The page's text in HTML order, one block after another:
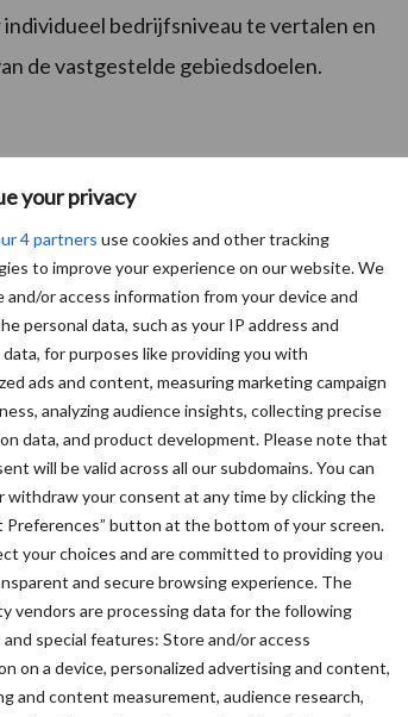
your privacy
4 partners use cookies and other tracking
to improve your experience on our website. We
and/or access information from your device and
personal data, such as your IP address and
for purposes like providing you with
ads and content, measuring marketing campaign
analyzing audience insights, collecting precise
data, and product development. Please note that
will be valid across all our subdomains. You can
withdraw your consent at any time by clicking the
Preferences” button at the bottom of your screen.
your choices and are committed to providing you
and secure browsing experience. The
vendors are processing data for the following
special features: Store and/or access
on a device, personalized advertising and content,
and content measurement, audience research,
bedrijfsniveau te vertalen en
de vastgestelde gebiedsdoelen.
met agrarisch ondernemers, LTO
heeft vervolgens in samenwerking
mestbeleid naar agrarisch
Na een fanatieke start eind 2018, is
rond het traject van de herbezinning
de Kamerbrief van 8 september jl. nooit
ook nog andere relevante
heeft in de aanloop naar dit AO
over deze onderwerpen richting